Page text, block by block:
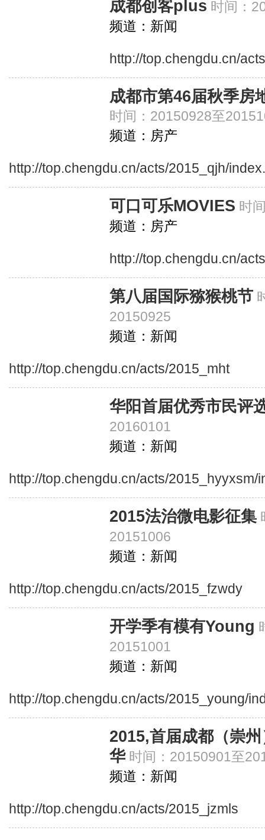
成都创客plus 时间：
频道：新闻
http://top.chengdu.cn/
成都市第46届秋季房
时间：20150928至
频道：房产
http://top.chengdu.cn/acts/2015_qjh/
可口可乐MOVIES 时
频道：房产
http://top.chengdu.cn/
第八届国际猕猴桃节
20150925
频道：新闻
http://top.chengdu.cn/acts/2015_mht
华阳首届优秀市民评
20160101
频道：新闻
http://top.chengdu.cn/acts/2015_hyyxsm/
2015法治微电影征集
20151006
频道：新闻
http://top.chengdu.cn/acts/2015_fzwdy
开学季有模有Young
20151001
频道：新闻
http://top.chengdu.cn/acts/2015_young/
2015,首届成都（崇
华 时间：20150901至
频道：新闻
http://top.chengdu.cn/acts/2015_jzmls